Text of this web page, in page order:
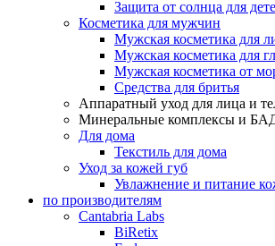
Защита от солнца для
Косметика для мужчин
Мужская косметика для
Мужская косметика для
Мужская косметика от
Средства для бритья
Аппаратный уход для лица и
Минеральные комплексы и
Для дома
Текстиль для дома
Уход за кожей губ
Увлажнение и питание
по производителям
Cantabria Labs
BiRetix